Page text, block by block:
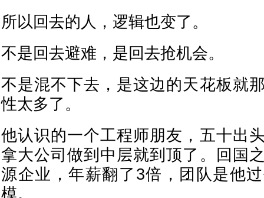
所以回去的人，逻辑也变了。
不是回去避难，是回去抢机会。
不是混不下去，是这边的天花板就
性太多了。
他认识的一个工程师朋友，五十出
拿大公司做到中层就到顶了。回国
源企业，年薪翻了3倍，团队是他
模。